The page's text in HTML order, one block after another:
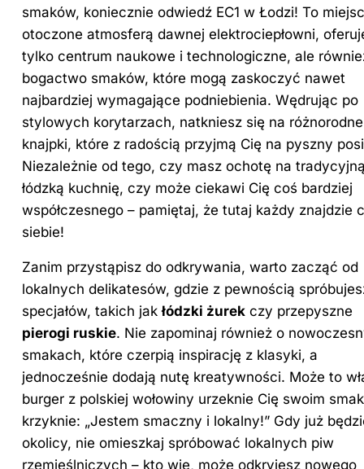
smaków, koniecznie odwiedź EC1 w Łodzi! To
otoczone atmosferą dawnej elektrociepłowni,
tylko centrum naukowe i technologiczne, ale
bogactwo smaków, które mogą zaskoczyć nawet
najbardziej wymagające podniebienia. Wędrując po
stylowych korytarzach, natkniesz się na różnorodne
knajpki, które z radością przyjmą Cię na pyszny
Niezależnie od tego, czy masz ochotę na
łódzką kuchnię, czy może ciekawi Cię coś bardziej
współczesnego – pamiętaj, że tutaj każdy znajdzie
siebie!
Zanim przystąpisz do odkrywania, warto zacząć od
lokalnych delikatesów, gdzie z pewnością
specjałów, takich jakłódzki żurek czy przepyszne
pierogi ruskie. Nie zapominaj również o
smakach, które czerpią inspirację z klasyki, a
jednocześnie dodają nutę kreatywności. Może to
burger z polskiej wołowiny urzeknie Cię swoim
krzyknie: „Jestem smaczny i lokalny!” Gdy już
okolicy, nie omieszkaj spróbować lokalnych piw
rzemieślniczych – kto wie, może odkryjesz nowego